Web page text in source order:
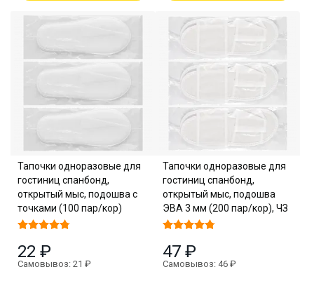
Тапочки одноразовые для
гостиниц спанбонд,
открытый мыс, подошва с
точками (100 пар/кор)
22 ₽
Самовывоз: 21 ₽
Тапочки одноразовые для
гостиниц спанбонд,
открытый мыс, подошва
ЭВА 3 мм (200 пар/кор), ЧЗ
47 ₽
Самовывоз: 46 ₽